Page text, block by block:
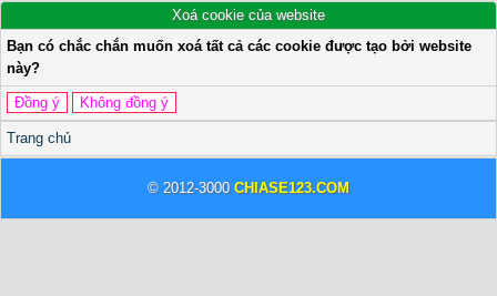
Xoá cookie của website
Bạn có chắc chắn muốn xoá tất cả các cookie được tạo bởi website
này?
Trang chủ
© 2012-3000 CHIASE123.COM